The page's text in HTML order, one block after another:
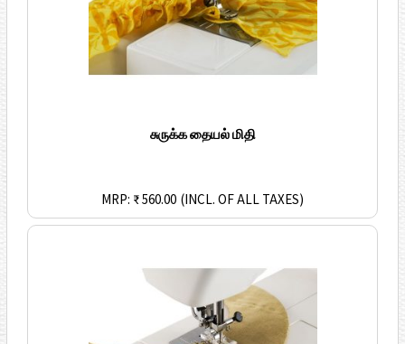
சுருக்க தையல் மிதி
MRP: ₹ 560.00 (INCL. OF ALL TAXES)